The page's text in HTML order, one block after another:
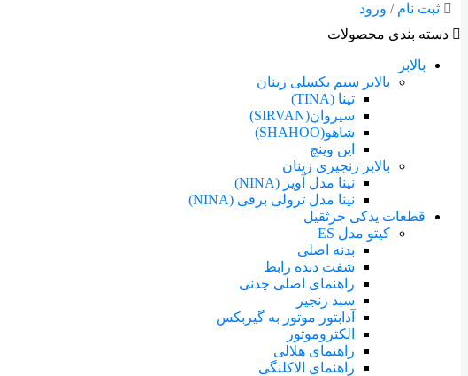
ثبت نام / ورود
دسته بندی محصولات
بالابر
بالابر سیم بکسلی زینان
تینا (TINA)
سیروان(SIRVAN)
شاهو(SHAHOO)
اپن وینچ
بالابر زنجیری زینان
نینا مدل آویز (NINA)
نینا مدل ترولی برقی (NINA)
قطعات یدکی جرثقیل
کیتو مدل ES
بدنه اصلی
شفت دنده رابط
راهنمای اصلی چدنی
سبد زنجیر
آدابتور موتور به گیربکس
الکتروموتور
راهنمای هلالی
راهنمای الاکلنگی